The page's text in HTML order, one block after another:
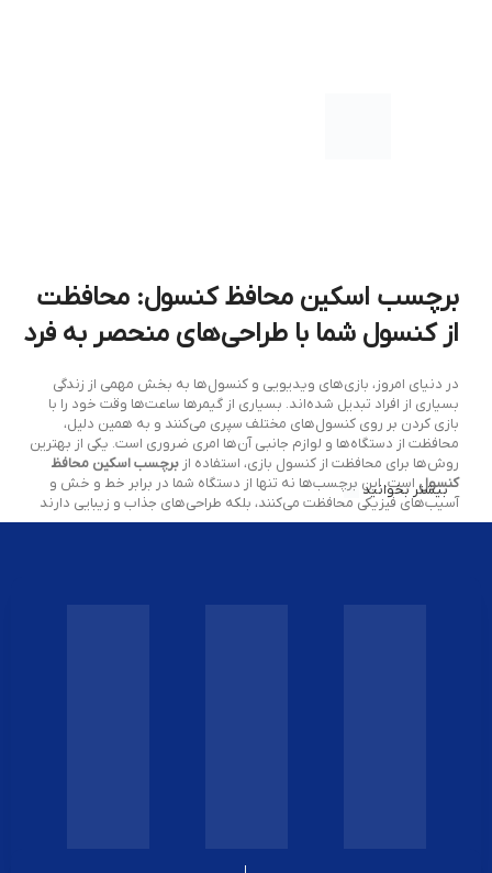
برچسب اسکین محافظ کنسول: محافظت
از کنسول شما با طراحی‌های منحصر به فرد
در دنیای امروز، بازی‌های ویدیویی و کنسول‌ها به بخش مهمی از زندگی
بسیاری از افراد تبدیل شده‌اند. بسیاری از گیمرها ساعت‌ها وقت خود را با
بازی کردن بر روی کنسول‌های مختلف سپری می‌کنند و به همین دلیل،
محافظت از دستگاه‌ها و لوازم جانبی آن‌ها امری ضروری است. یکی از بهترین
روش‌ها برای محافظت از کنسول بازی، استفاده از برچسب اسکین محافظ
کنسول است. این برچسب‌ها نه تنها از دستگاه شما در برابر خط و خش و
آسیب‌های فیزیکی محافظت می‌کنند، بلکه طراحی‌های جذاب و زیبایی دارند
که ظاهر کنسول شما را بهبود می‌بخشند.
بیشتر بخوانید